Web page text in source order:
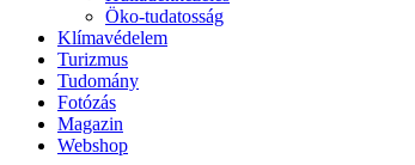
Öko-tudatosság
Klímavédelem
Turizmus
Tudomány
Fotózás
Magazin
Webshop